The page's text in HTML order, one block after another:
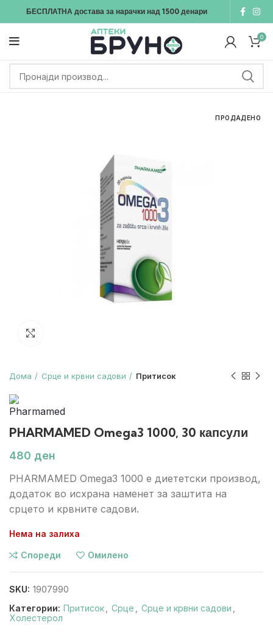
БЕСПЛАТНА доставаза нарачки над 1500денари
0
ПРОДАДЕНО
Дома Срце и крвни садови Притисок
PHARMAMED Omega3 1000, 30 капсули
ден
PHARMAMED Omega3 1000 е диететски производ,
додаток во исхрана наменет за заштита на
срцето и крвните садови.
Нема на залиха
Спореди Омилено
SKU: 1907990
Категории: Притисок Срце Срце и крвни садови
Холестерол